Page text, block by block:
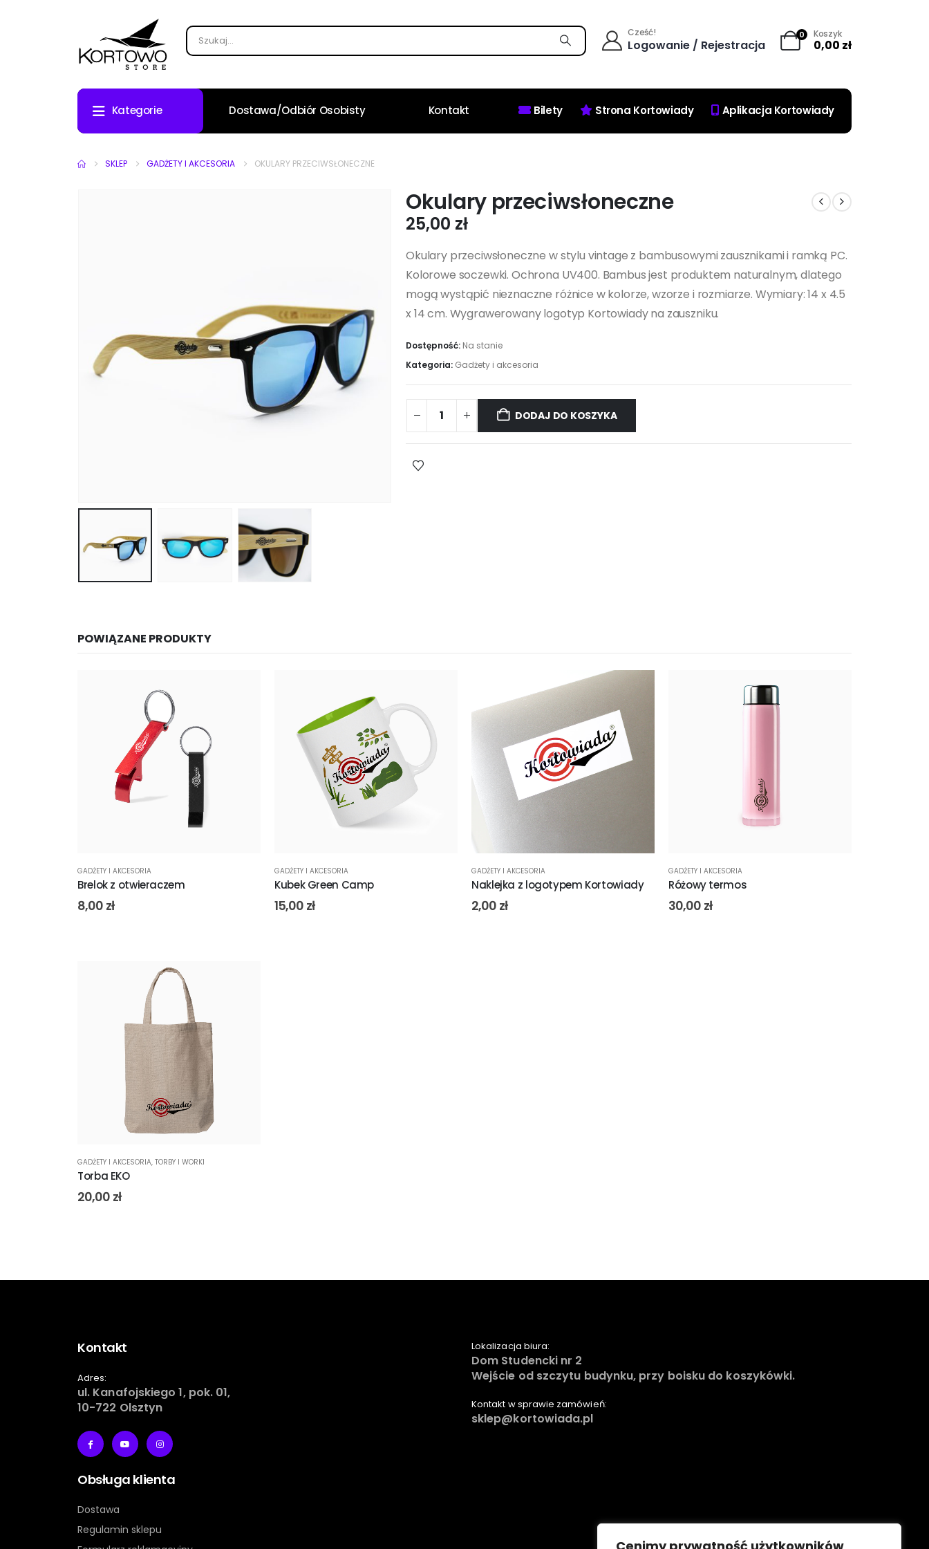
Cześć!
Logowanie / Rejestracja
0 Koszyk
0,00 zł
Kategorie Dostawa/odbiór Osobisty Kontakt Bilety Strona Kortowiady Aplikacja Kortowiady
SKLEP GADŻETY I AKCESORIA OKULARY PRZECIWSŁONECZNE
Okulary przeciwsłoneczne
25,00 zł
Okulary przeciwsłoneczne w stylu vintage z bambusowymi zausznikami i ramką PC.
Kolorowe soczewki. Ochrona UV400. Bambus jest produktem naturalnym, dlatego
mogą wystąpić nieznaczne różnice w kolorze, wzorze i rozmiarze. Wymiary: 14 x 4.5
x 14 cm. Wygrawerowany logotyp Kortowiady na zauszniku.
Dostępność: Na stanie
Kategoria: Gadżety i akcesoria
przeciwsłoneczne
DODAJ DO KOSZYKA
POWIĄZANE PRODUKTY
GADŻETY I AKCESORIA
Brelok z otwieraczem
8,00 zł
GADŻETY I AKCESORIA
Kubek Green Camp
15,00 zł
GADŻETY I AKCESORIA
Naklejka z logotypem Kortowiady
2,00 zł
GADŻETY I AKCESORIA
Różowy termos
30,00 zł
GADŻETY I AKCESORIA, TORBY I WORKI
Torba EKO
20,00 zł
Kontakt
Adres:
ul. Kanafojskiego 1, pok. 01,
10-722 Olsztyn
Lokalizacja biura:
Dom Studencki nr 2
Wejście od szczytu budynku, przy boisku do koszykówki.
Kontakt w sprawie zamówień:
sklep@kortowiada.pl
Obsługa klienta
Dostawa
Regulamin sklepu